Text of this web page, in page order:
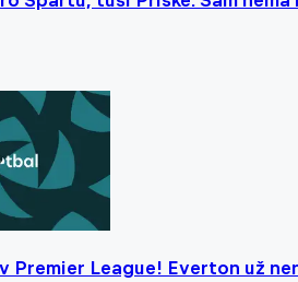
Premier League! Everton už